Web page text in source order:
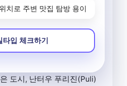
치로 주변 맛집 탐방 용이
타입 체크하기
도시, 난터우 푸리진(Puli)